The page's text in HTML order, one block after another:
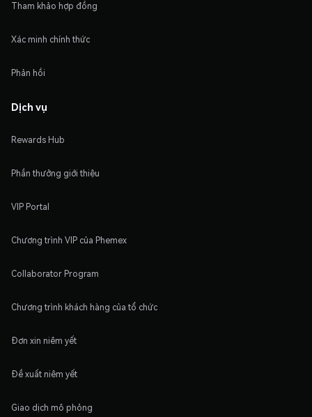
Tham khảo hợp đồng
Xác minh chính thức
Phản hồi
Dịch vụ
Rewards Hub
Phần thưởng giới thiệu
VIP Portal
Chương trình VIP của Phemex
Collaborator Program
Chương trình khách hàng của tổ chức
Đơn xin niêm yết
Đề xuất niêm yết
Giao dịch mô phỏng